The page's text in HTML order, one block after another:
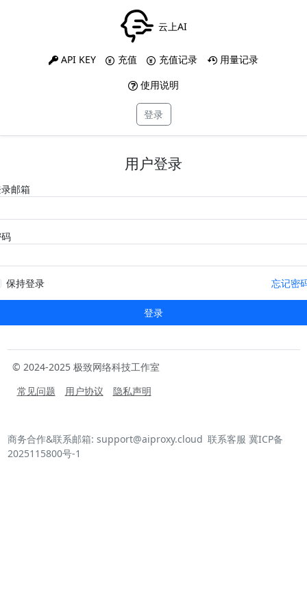
云上AI
API KEY 充值 充值记录
用量记录
使用说明
登录
用户登录
邮箱
保持登录 忘记密
登录
© 2024-2025 极致网络科技工作室
常见问题
用户协议 隐私声明
商务合作&联系邮箱: support@aiproxy.cloud 联系客服 冀ICP备
2025115800号-1